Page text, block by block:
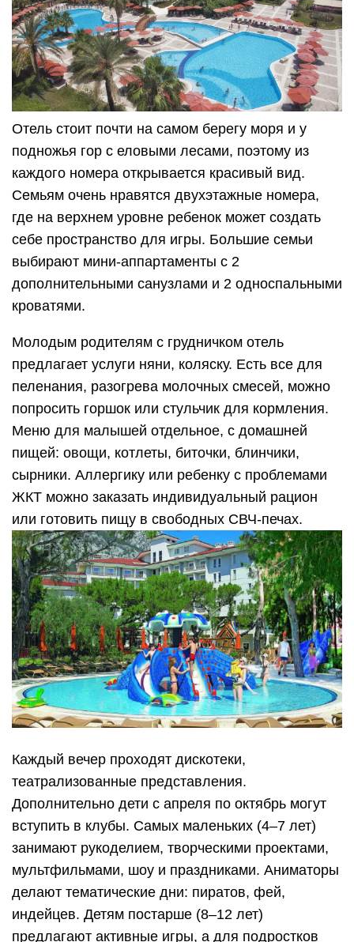
Отель стоит почти на самом берегу моря и у
подножья гор с еловыми лесами, поэтому из
каждого номера открывается красивый вид.
Семьям очень нравятся двухэтажные номера,
где на верхнем уровне ребенок может создать
себе пространство для игры. Большие семьи
выбирают мини-аппартаменты с 2
дополнительными санузлами и 2 односпальными
кроватями.
Молодым родителям с грудничком отель
предлагает услуги няни, коляску. Есть все для
пеленания, разогрева молочных смесей, можно
попросить горшок или стульчик для кормления.
Меню для малышей отдельное, с домашней
пищей: овощи, котлеты, биточки, блинчики,
сырники. Аллергику или ребенку с проблемами
ЖКТ можно заказать индивидуальный рацион
или готовить пищу в свободных СВЧ-печах.
Каждый вечер проходят дискотеки,
театрализованные представления.
Дополнительно дети с апреля по октябрь могут
вступить в клубы. Самых маленьких (4–7 лет)
занимают рукоделием, творческими проектами,
мультфильмами, шоу и праздниками. Аниматоры
делают тематические дни: пиратов, фей,
индейцев. Детям постарше (8–12 лет)
предлагают активные игры, а для подростков